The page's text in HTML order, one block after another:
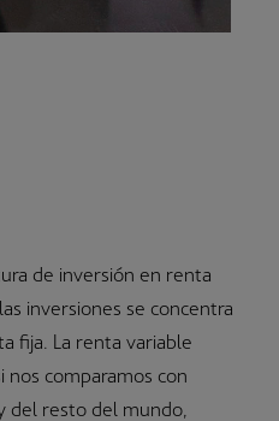
de inversión en renta
inversiones se concentra
fija. La renta variable
nos comparamos con
del resto del mundo,